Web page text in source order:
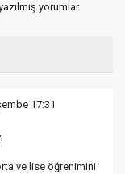
yorumlar
17:31
ve lise öğrenimini